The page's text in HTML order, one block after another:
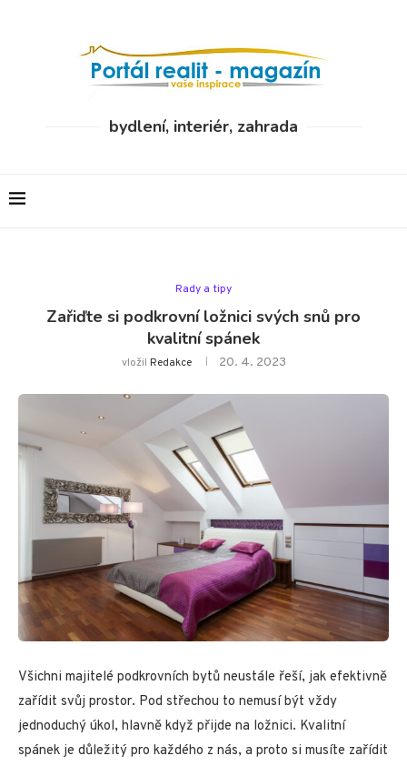
bydlení, interiér, zahrada
Rady a tipy
Zařiďte si podkrovní ložnici svých snů pro
kvalitní spánek
vložil Redakce 20. 4. 2023
Všichni majitelé podkrovních bytů neustále řeší, jak efektivně
zařídit svůj prostor. Pod střechou to nemusí být vždy
jednoduchý úkol, hlavně když přijde na ložnici. Kvalitní
spánek je důležitý pro každého z nás, a proto si musíte zařídit